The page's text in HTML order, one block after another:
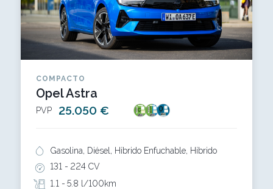
COMPACTO
Opel Astra
PVP 25.050 €
Gasolina, Diésel, Híbrido Enfuchable, Híbrido
131 - 224 CV
1.1 - 5.8 l/100km